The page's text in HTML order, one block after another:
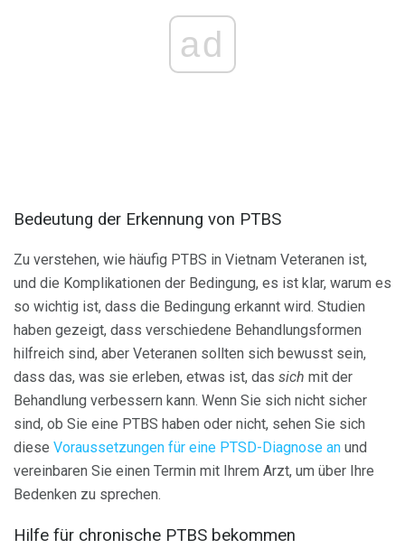
ad
Bedeutung der Erkennung von PTBS
Zu verstehen, wie häufig PTBS in Vietnam Veteranen ist,
und die Komplikationen der Bedingung, es ist klar, warum es
so wichtig ist, dass die Bedingung erkannt wird. Studien
haben gezeigt, dass verschiedene Behandlungsformen
hilfreich sind, aber Veteranen sollten sich bewusst sein,
dass das, was sie erleben, etwas ist, das sich mit der
Behandlung verbessern kann. Wenn Sie sich nicht sicher
sind, ob Sie eine PTBS haben oder nicht, sehen Sie sich
diese Voraussetzungen für eine PTSD-Diagnose an und
vereinbaren Sie einen Termin mit Ihrem Arzt, um über Ihre
Bedenken zu sprechen.
Hilfe für chronische PTBS bekommen